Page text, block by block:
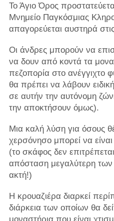
Το Άγιο Όρος
Μνημείο Παγκόσμιας
απαγορεύεται αυστηρά
Οι άνδρες μπορούν να
να δουν από κοντά τα
πεζοπορία στο ανέγγιχτο
θα πρέπει να λάβουν
σε αυτήν την αυτόνομη
την αποκτήσουν όμως).
Μια καλή λύση για όσους
χερσόνησο μπορεί να είναι
(το σκάφος δεν
απόσταση μεγαλύτερη
ακτή!)
Η κρουαζιέρα διαρκεί
διάρκεια των οποίων θα